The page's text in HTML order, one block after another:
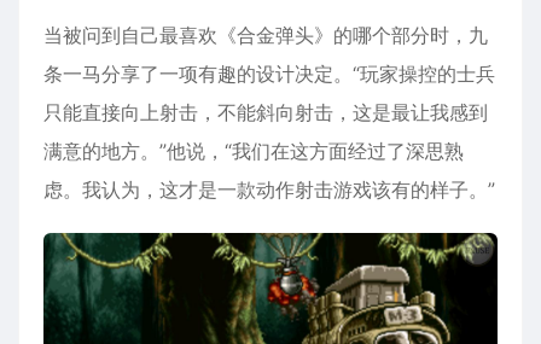
当被问到自己最喜欢《合金弹头》的哪个部分时，九
条一马分享了一项有趣的设计决定。“玩家操控的士兵
只能直接向上射击，不能斜向射击，这是最让我感到
满意的地方。”他说，“我们在这方面经过了深思熟
虑。我认为，这才是一款动作射击游戏该有的样子。”